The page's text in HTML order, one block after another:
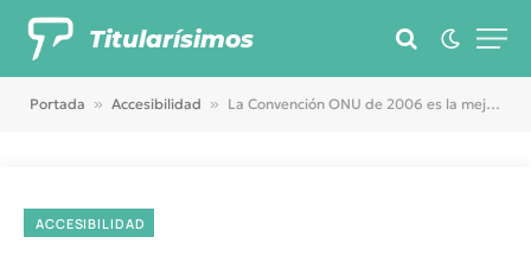
Titularísimos
Portada » Accesibilidad » La Convención ONU de 2006 es la mejor aliada de los derechos y la inclusión de las personas con discapacidad, según el CERMI
ACCESIBILIDAD